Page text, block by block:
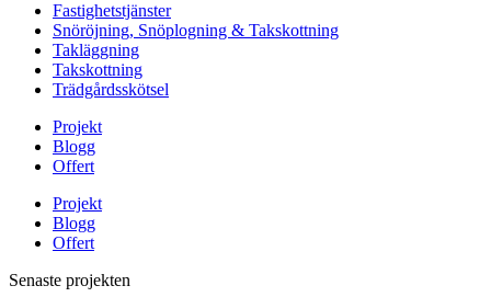
Fastighetstjänster
Snöröjning, Snöplogning & Takskottning
Takläggning
Takskottning
Trädgårdsskötsel
Projekt
Blogg
Offert
Projekt
Blogg
Offert
Senaste projekten